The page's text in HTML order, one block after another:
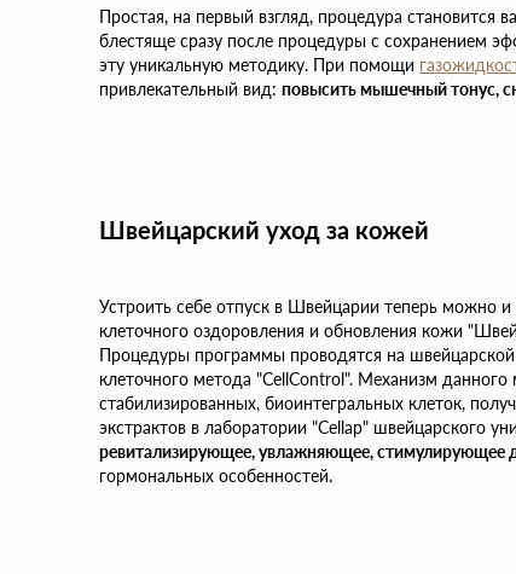
Простая, на первый взгляд, процедура становится
блестяще сразу после процедуры с сохранением
эту уникальную методику. При помощи
привлекательный вид: повысить мышечный тонус,
Швейцарский уход за кожей
Устроить себе отпуск в Швейцарии теперь можно
клеточного оздоровления и обновления кожи
Процедуры программы проводятся на
клеточного метода "CellControl". Механизм
стабилизированных, биоинтегральных клеток,
экстрактов в лаборатории "Cellap" швейцарского
ревитализирующее, увлажняющее, стимулирующее
гормональных особенностей.